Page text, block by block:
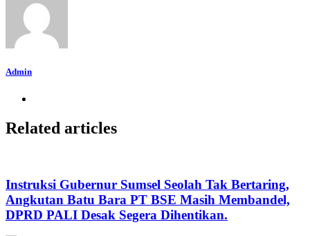
Admin
Related articles
Instruksi Gubernur Sumsel Seolah Tak Bertaring,
Angkutan Batu Bara PT BSE Masih Membandel,
DPRD PALI Desak Segera Dihentikan.